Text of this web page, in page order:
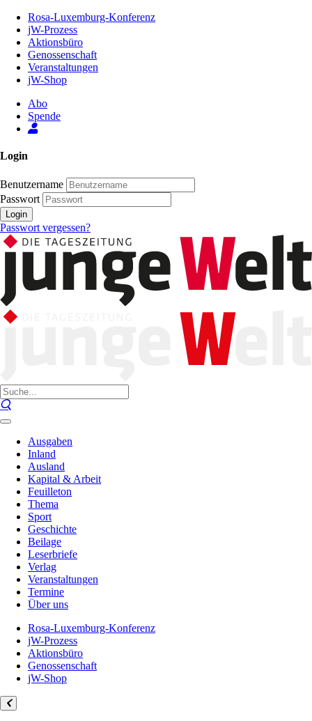
Inhalt
Seite
Rosa-Luxemburg-Konferenz
jW-Prozess
Aktionsbüro
Genossenschaft
Veranstaltungen
jW-Shop
Abo
Spende
Login
Benutzername
Passwort
Login
Passwort vergessen?
Ausgaben
Inland
Ausland
Kapital & Arbeit
Feuilleton
Thema
Sport
Geschichte
Beilage
Leserbriefe
Verlag
Veranstaltungen
Termine
Über uns
Rosa-Luxemburg-Konferenz
jW-Prozess
Aktionsbüro
Genossenschaft
jW-Shop